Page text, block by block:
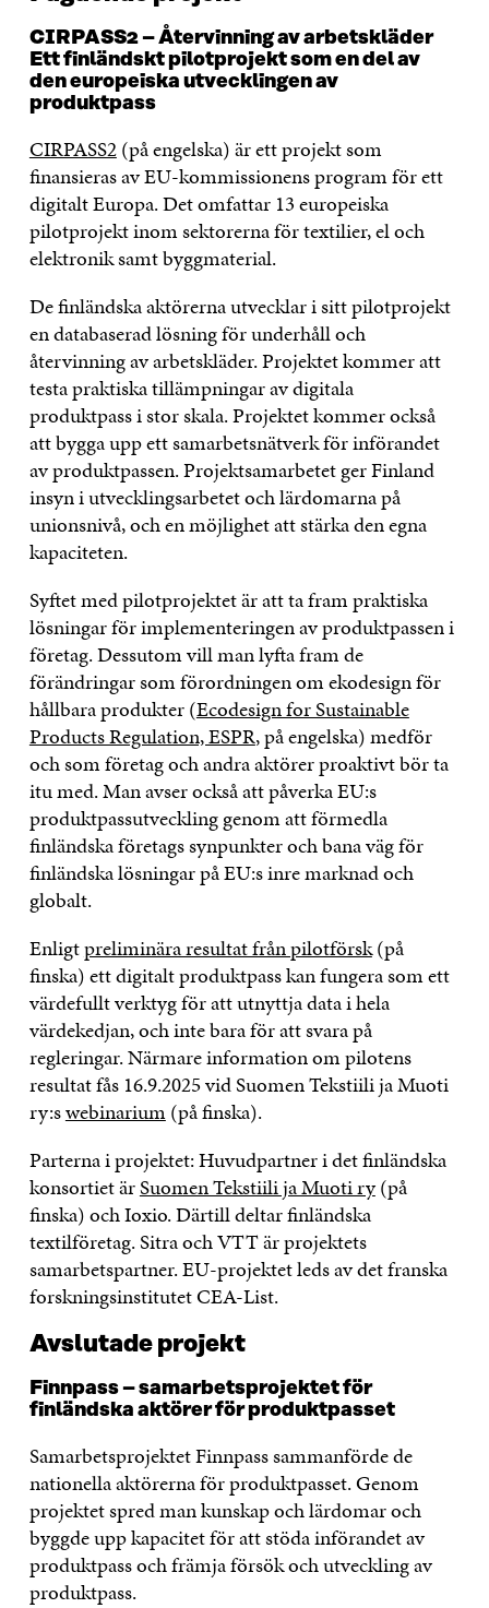
CIRPASS2 – Återvinning av arbetskläder
Ett finländskt pilotprojekt som en del av
den europeiska utvecklingen av
produktpass
CIRPASS2(på engelska) är ett projekt som
finansieras av EU-kommissionens program för ett
digitalt Europa. Det omfattar 13 europeiska
pilotprojekt inom sektorerna för textilier, el och
elektronik samt byggmaterial.
De finländska aktörerna utvecklar i sitt pilotprojekt
en databaserad lösning för underhåll och
återvinning av arbetskläder. Projektet kommer att
testa praktiska tillämpningar av digitala
produktpass i stor skala. Projektet kommer också
att bygga upp ett samarbetsnätverk för införandet
av produktpassen. Projektsamarbetet ger Finland
insyn i utvecklingsarbetet och lärdomarna på
unionsnivå, och en möjlighet att stärka den egna
kapaciteten.
Syftet med pilotprojektet är att ta fram praktiska
lösningar för implementeringen av produktpassen i
företag. Dessutom vill man lyfta fram de
förändringar som förordningen om ekodesign för
hållbara produkter (Ecodesign for Sustainable
Products Regulation, ESPR, på engelska) medför
och som företag och andra aktörer proaktivt bör ta
itu med. Man avser också att påverka EU:s
produktpassutveckling genom att förmedla
finländska företags synpunkter och bana väg för
finländska lösningar på EU:s inre marknad och
globalt.
Enligtpreliminära resultat från pilotförsk(på
finska) ett digitalt produktpass kan fungera som ett
värdefullt verktyg för att utnyttja data i hela
värdekedjan, och inte bara för att svara på
regleringar. Närmare information om pilotens
resultat fås 16.9.2025 vid Suomen Tekstiili ja Muoti
ry:swebinarium(på finska).
Parterna i projektet: Huvudpartner i det finländska
konsortiet ärSuomen Tekstiili ja Muoti ry(på
finska) och Ioxio. Därtill deltar finländska
textilföretag. Sitra och VTT är projektets
samarbetspartner. EU-projektet leds av det franska
forskningsinstitutet CEA-List.
Avslutade projekt
Finnpass – samarbetsprojektet för
finländska aktörer för produktpasset
Samarbetsprojektet Finnpass sammanförde de
nationella aktörerna för produktpasset. Genom
projektet spred man kunskap och lärdomar och
byggde upp kapacitet för att stöda införandet av
produktpass och främja försök och utveckling av
produktpass.